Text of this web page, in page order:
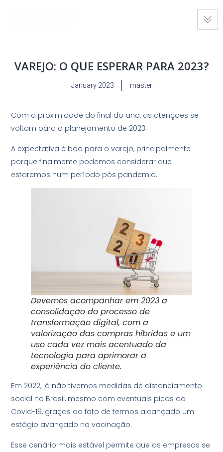
VAREJO: O QUE ESPERAR PARA 2023?
January 2023 master
Com a proximidade do final do ano, as atenções se
voltam para o planejamento de 2023.
A expectativa é boa para o varejo, principalmente
porque finalmente podemos considerar que
estaremos num período pós pandemia.
Devemos acompanhar em 2023 a
consolidação do processo de
transformação digital, com a
valorização das compras híbridas e um
uso cada vez mais acentuado da
tecnologia para aprimorar a
experiência do cliente.
Em 2022, já não tivemos medidas de distanciamento
social no Brasil, mesmo com eventuais picos da
Covid-19, graças ao fato de termos alcançado um
estágio avançado na vacinação.
Esse cenário mais estável permite que as empresas se